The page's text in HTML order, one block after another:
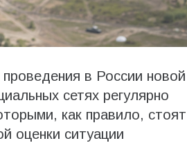
в России новой
сетях регулярно
как правило, стоят
оценки ситуации